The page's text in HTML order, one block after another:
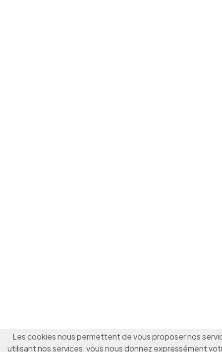
Les cookies nous permettent de vous proposer nos
utilisant nos services, vous nous donnez expressément